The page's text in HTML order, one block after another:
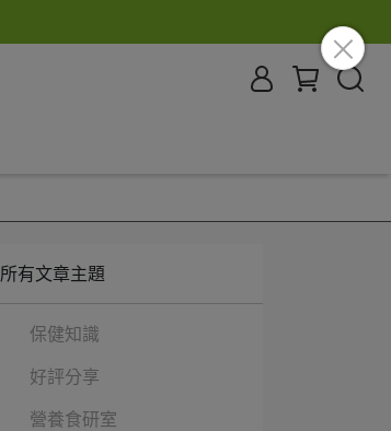
所有文章主題
保健知識
好評分享
營養食研室